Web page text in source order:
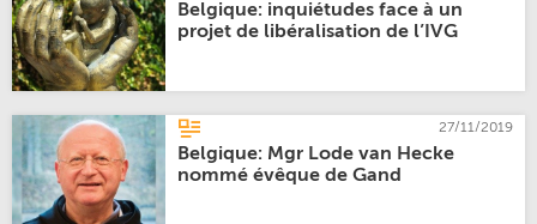
Belgique: inquiétudes face à un
projet de libéralisation de l’IVG
27/11/2019
Belgique: Mgr Lode van Hecke
nommé évêque de Gand